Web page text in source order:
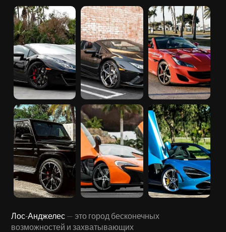
Лос-Анджелес — это город бесконечных
возможностей и захватывающих